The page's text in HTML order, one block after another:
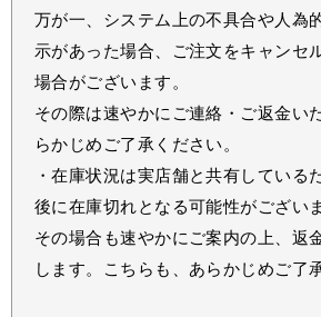
万が一、システム上の不具合や人為
示があった場合、ご注文をキャンセ
場合がございます。
その際は速やかにご連絡・ご返金い
らかじめご了承ください。
・在庫状況は実店舗と共有している
後に在庫切れとなる可能性がござい
その場合も速やかにご案内の上、返
します。こちらも、あらかじめご了